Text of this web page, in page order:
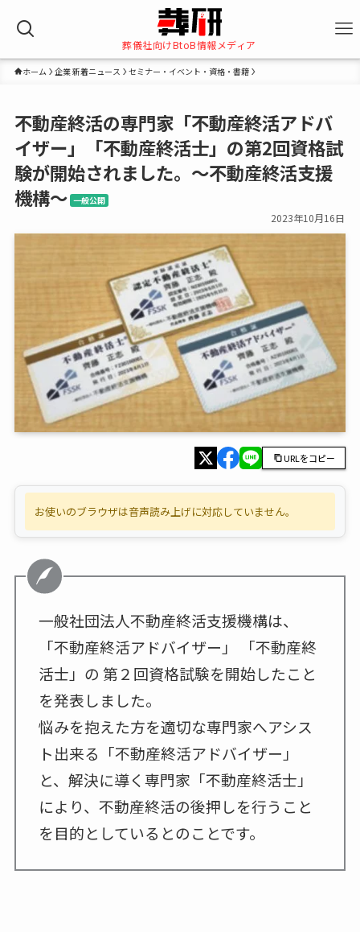
葬儀社向けBtoB情報メディア
ホーム 企業 新着ニュース セミナー・イベント・資格・書籍
不動産終活の専門家「不動産終活アドバ
イザー」「不動産終活士」の第2回資格試
験が開始されました。～不動産終活支援
機構～ 一般公開
2023年10月16日
URLをコピー
お使いのブラウザは音声読み上げに対応していません。
一般社団法人不動産終活支援機構は、
「不動産終活アドバイザー」 「不動産終
活士」の 第２回資格試験を開始したこと
を発表しました。
悩みを抱えた方を適切な専門家へアシス
ト出来る「不動産終活アドバイザー」
と、解決に導く専門家「不動産終活士」
により、不動産終活の後押しを行うこと
を目的としているとのことです。